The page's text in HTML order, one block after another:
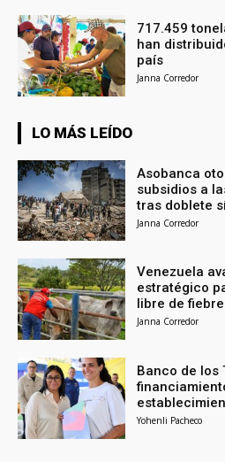
717.459
han
país
Janna Corredor
LO MÁS LEÍDO
Asobanca
subsidios a
tras doblete
Janna Corredor
Venezuela
estratégico
libre de
Janna Corredor
Banco de los
Yohenli Pacheco